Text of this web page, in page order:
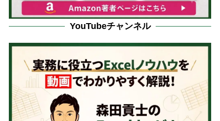
YouTubeチャンネル